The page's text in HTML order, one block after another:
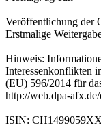
Veröffentlichung der
Erstmalige
Hinweis:
Interessenkonflikten
(EU) 596/2014 für
http://web.dpa-
ISIN: